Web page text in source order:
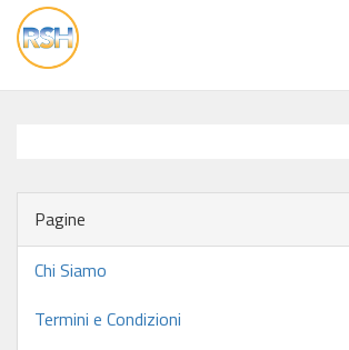
vai
alla
Pagine
Chi Siamo
Termini e Condizioni